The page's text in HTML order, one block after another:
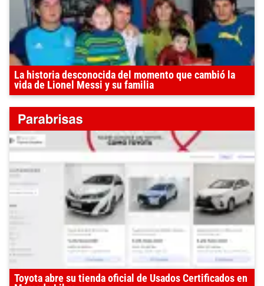
La historia desconocida del momento que cambió la
vida de Lionel Messi y su familia
Toyota abre su tienda oficial de Usados Certificados en